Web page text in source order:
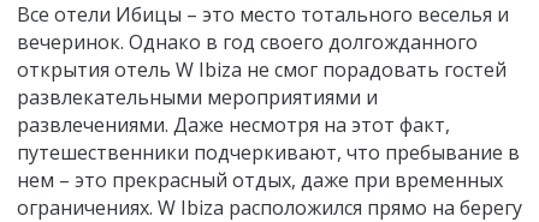
Все отели Ибицы – это место тотального веселья и
вечеринок. Однако в год своего долгожданного
открытия отель W Ibiza не смог порадовать гостей
развлекательными мероприятиями и
развлечениями. Даже несмотря на этот факт,
путешественники подчеркивают, что пребывание в
нем – это прекрасный отдых, даже при временных
ограничениях. W Ibiza расположился прямо на берегу